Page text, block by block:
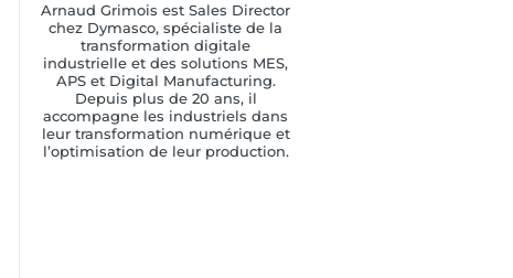
Arnaud Grimois est Sales Director
chez Dymasco, spécialiste de la
transformation digitale
industrielle et des solutions MES,
APS et Digital Manufacturing.
Depuis plus de 20 ans, il
accompagne les industriels dans
leur transformation numérique et
l’optimisation de leur production.